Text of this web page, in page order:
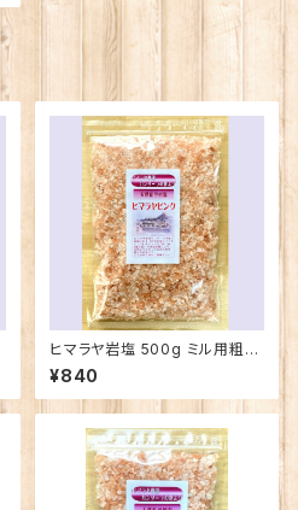
ヒマラヤ岩塩 500g ミル用粗粒
3〜5mmタイプ
¥840